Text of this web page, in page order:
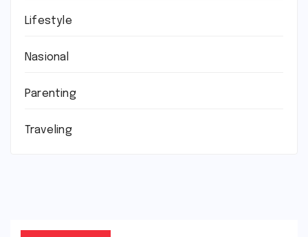
Lifestyle
Nasional
Parenting
Traveling